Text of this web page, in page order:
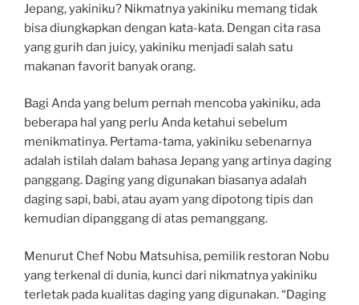
Jepang, yakiniku? Nikmatnya yakiniku memang tidak
bisa diungkapkan dengan kata-kata. Dengan cita rasa
yang gurih dan juicy, yakiniku menjadi salah satu
makanan favorit banyak orang.
Bagi Anda yang belum pernah mencoba yakiniku, ada
beberapa hal yang perlu Anda ketahui sebelum
menikmatinya. Pertama-tama, yakiniku sebenarnya
adalah istilah dalam bahasa Jepang yang artinya daging
panggang. Daging yang digunakan biasanya adalah
daging sapi, babi, atau ayam yang dipotong tipis dan
kemudian dipanggang di atas pemanggang.
Menurut Chef Nobu Matsuhisa, pemilik restoran Nobu
yang terkenal di dunia, kunci dari nikmatnya yakiniku
terletak pada kualitas daging yang digunakan. “Daging